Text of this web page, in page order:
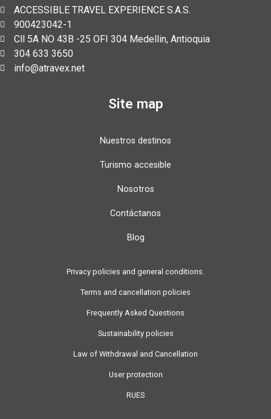
ACCESSIBLE TRAVEL EXPERIENCE S.A.S.
900423042-1
Cll 5A NO 43B -25 OFI 304 Medellin, Antioquia
304 633 3650
info@atravex.net
Site map
Nuestros destinos
Turismo accesible
Nosotros
Contáctanos
Blog
Privacy policies and general conditions.
Terms and cancellation policies
Frequently Asked Questions
Sustainability policies
Law of Withdrawal and Cancellation
User protection
RUES